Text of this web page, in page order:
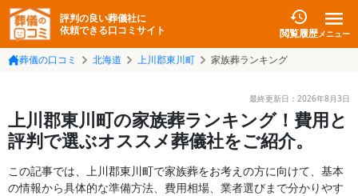
評判の良い葬儀社に
依頼できる口コミサイト
閲覧履歴メニュー
葬儀の口コミ 北海道 上川郡東川町 家族葬ランキング
最終更新日： 2026年8月3日
上川郡東川町の家族葬ランキング！費用と
評判で選ぶオススメ葬儀社をご紹介。
この記事では、上川郡東川町で家族葬をお考えの方に向けて、基本
の情報から具体的な準備方法、費用相場、業者選びまで分かりやす